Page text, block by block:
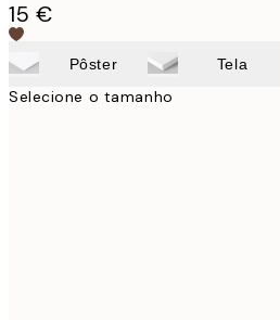
15 €
Pôster Tela
Selecione o tamanho